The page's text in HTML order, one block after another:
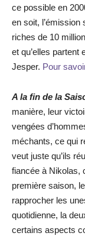
ce possible en
en soit,
riches de 10
et qu’elles partent
Jesper. Pour
A la fin de la
manière, leur
vengées
méchants, ce qui
veut juste qu’ils
fiancée à Nikolas,
première saison,
rapprocher les
quotidienne, la
certains aspects